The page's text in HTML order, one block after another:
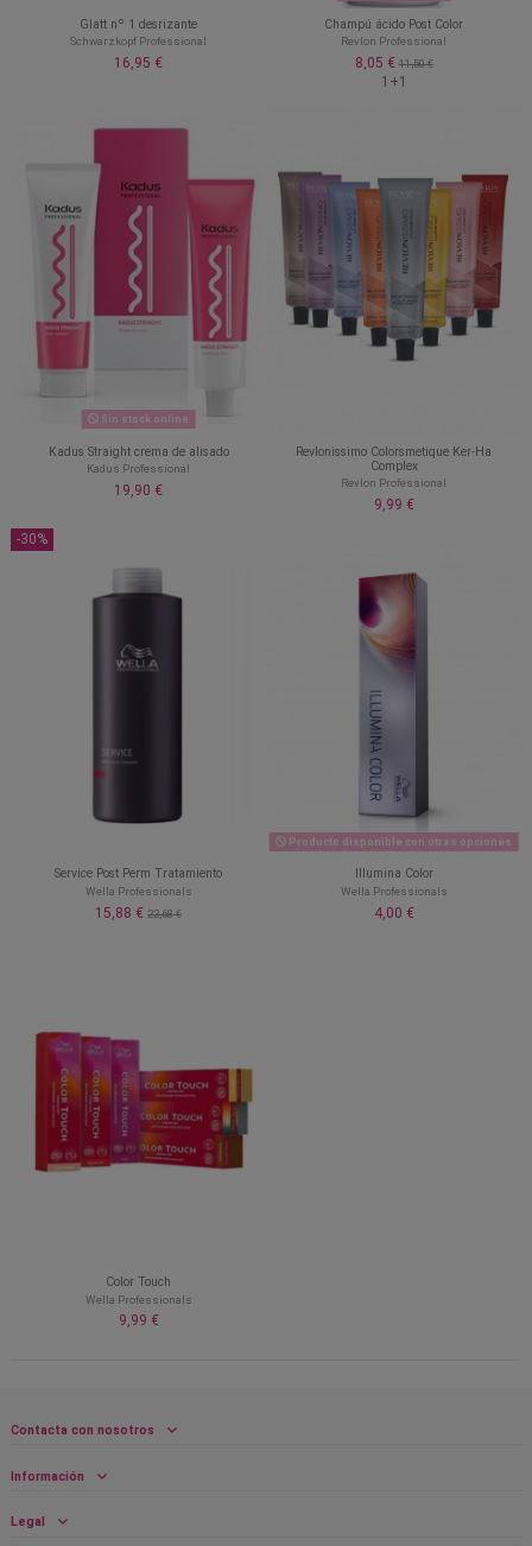
Glatt nº 1 desrizante
Schwarzkopf Professional
16,95 €
Champú ácido Post Color
Revlon Professional
8,05 €11,50 €
1+1
Sin stock online
Kadus Straight crema de alisado
Kadus Professional
19,90 €
Revlonissimo Colorsmetique Ker-Ha
Complex
Revlon Professional
9,99 €
-30%
Service Post Perm Tratamiento
Wella Professionals
15,88 € 22,68 €
Producto disponible con otras opciones
Illumina Color
Wella Professionals
4,00 €
Color Touch
Wella Professionals
9,99 €
Contacta con nosotros
Información
Legal